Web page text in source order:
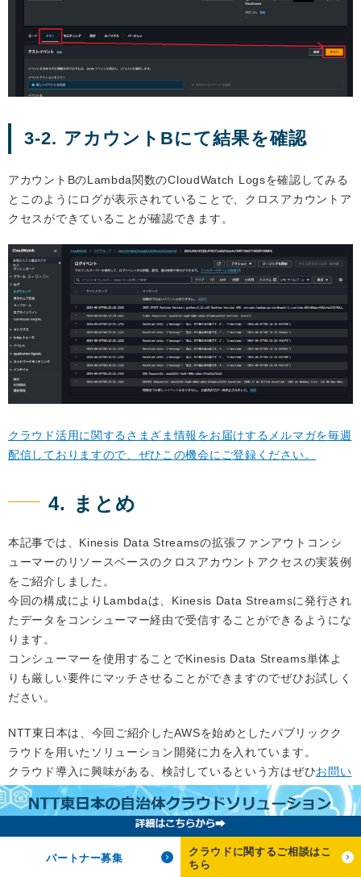
3-2. アカウントBにて結果を確認
アカウントBのLambda関数のCloudWatch Logsを確認してみる
とこのようにログが表示されていることで、クロスアカウントア
クセスができていることが確認できます。
クラウド活用に関するさまざま情報をお届けするメルマガを毎週
配信しておりますので、ぜひこの機会にご登録ください。
4. まとめ
本記事では、Kinesis Data Streamsの拡張ファンアウトコンシ
ューマーのリソースベースのクロスアカウントアクセスの実装例
をご紹介しました。
今回の構成によりLambdaは、Kinesis Data Streamsに発行され
たデータをコンシューマー経由で受信することができるようにな
ります。
コンシューマーを使用することでKinesis Data Streams単体よ
りも厳しい要件にマッチさせることができますのでぜひお試しく
ださい。
NTT東日本は、今回ご紹介したAWSを始めとしたパブリックク
ラウドを用いたソリューション開発に力を入れています。
クラウド導入に興味がある、検討しているという方はぜひお問い
合わせ
ください。
Amazon Web Services(AWSおよび記載のあるAWSの各サービス名)は、
米国その他の諸国における、Amazon.com, Inc.またはその関連会社の商
標です。パートナー募集
クラウドに関するご相談はこ
ちら